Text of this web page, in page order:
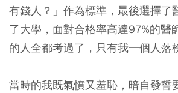
有錢人？」作為標準，最後選擇了
了大學，面對合格率高達97%的醫
的人全都考過了，只有我一個人
當時的我既氣憤又羞恥，暗自發誓